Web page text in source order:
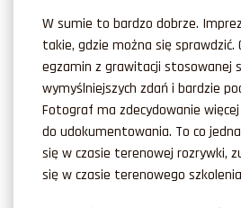
W sumie to bardzo dobrze.
takie, gdzie można się sprawdzić.
egzamin z grawitacji stosowanej
wymyślniejszych zdań i bardzie
Fotograf ma zdecydowanie
do udokumentowania. To co
się w czasie terenowej rozrywki,
się w czasie terenowego